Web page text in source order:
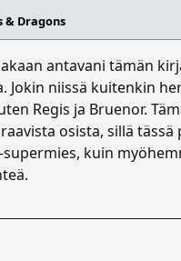
& Dragons
antavani tämän
niissä kuitenkin
Regis ja Bruenor.
osista, sillä tässä
kuin